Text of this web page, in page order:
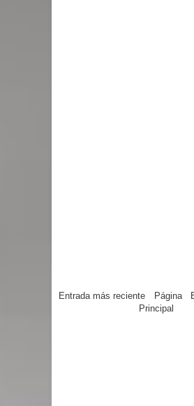
Entrada más reciente
Página
Principal